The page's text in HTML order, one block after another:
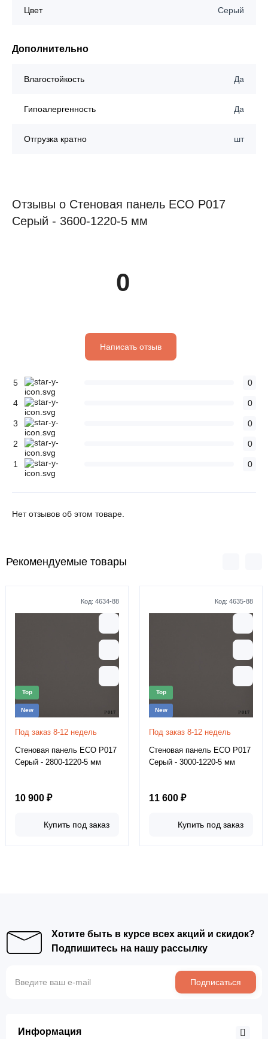
Цвет Серый
Дополнительно
Влагостойкость Да
Гипоалергенность Да
Отгрузка кратно шт
Отзывы о Стеновая панель ECO P017
Серый - 3600-1220-5 мм
0
Написать отзыв
5 0
4 0
3 0
2 0
1 0
Нет отзывов об этом товаре.
Рекомендуемые товары
Код: 4634-88
Top
New
Под заказ 8-12 недель
Стеновая панель ECO P017
Серый - 2800-1220-5 мм
10 900 ₽
Купить под заказ
Код: 4635-88
Top
New
Под заказ 8-12 недель
Стеновая панель ECO P017
Серый - 3000-1220-5 мм
11 600 ₽
Купить под заказ
Хотите быть в курсе всех акций и скидок?
Подпишитесь на нашу рассылку
Подписаться
Информация